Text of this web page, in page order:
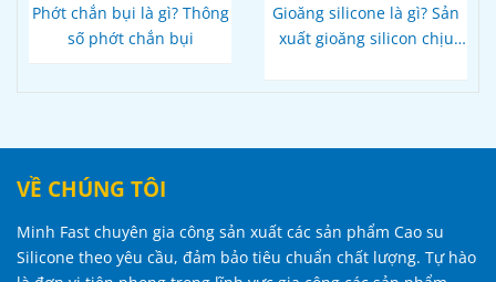
Phớt chắn bụi là gì? Thông
số phớt chắn bụi
Gioăng silicone là gì? Sản
xuất gioăng silicon chịu
VỀ CHÚNG TÔI
Minh Fast chuyên gia công sản xuất các sản phẩm Cao su
Silicone theo yêu cầu, đảm bảo tiêu chuẩn chất lượng. Tự hào